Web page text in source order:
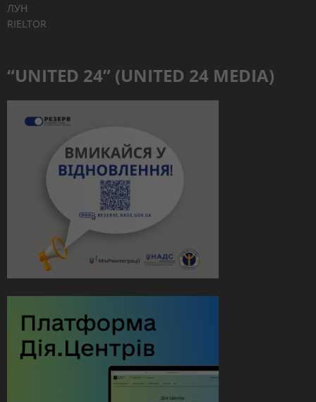
ЛУН
RIELTOR
“UNITED 24” (UNITED 24 MEDIA)